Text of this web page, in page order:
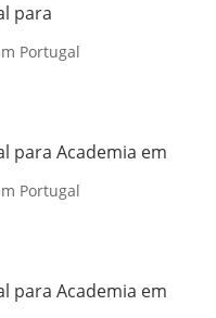
para
Portugal
para Academia em
Portugal
para Academia em